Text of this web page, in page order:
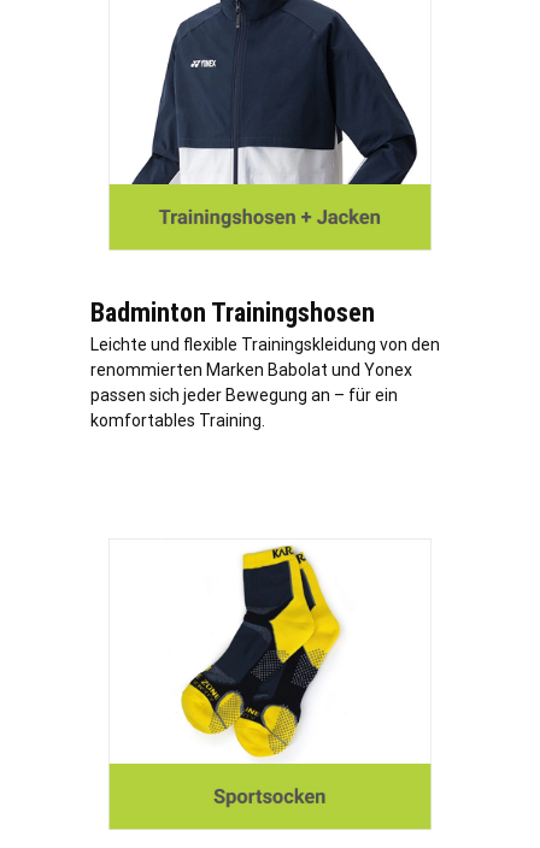
Badminton Trainingshosen
Leichte und flexible Trainingskleidung von den
renommierten Marken Babolat und Yonex
passen sich jeder Bewegung an – für ein
komfortables Training.